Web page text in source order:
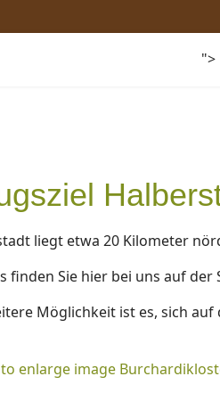
">
liegt etwa 20 Kilometer
finden Sie hier bei uns auf der
Möglichkeit ist es, sich